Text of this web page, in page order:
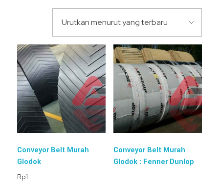
Conveyor Belt Murah
Glodok
Rp1
Conveyor Belt Murah
Glodok : Fenner Dunlop